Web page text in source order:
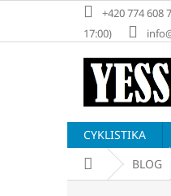
obsah
+420 774 608
17:00)
CYKLISTIKA
Domů BLOG